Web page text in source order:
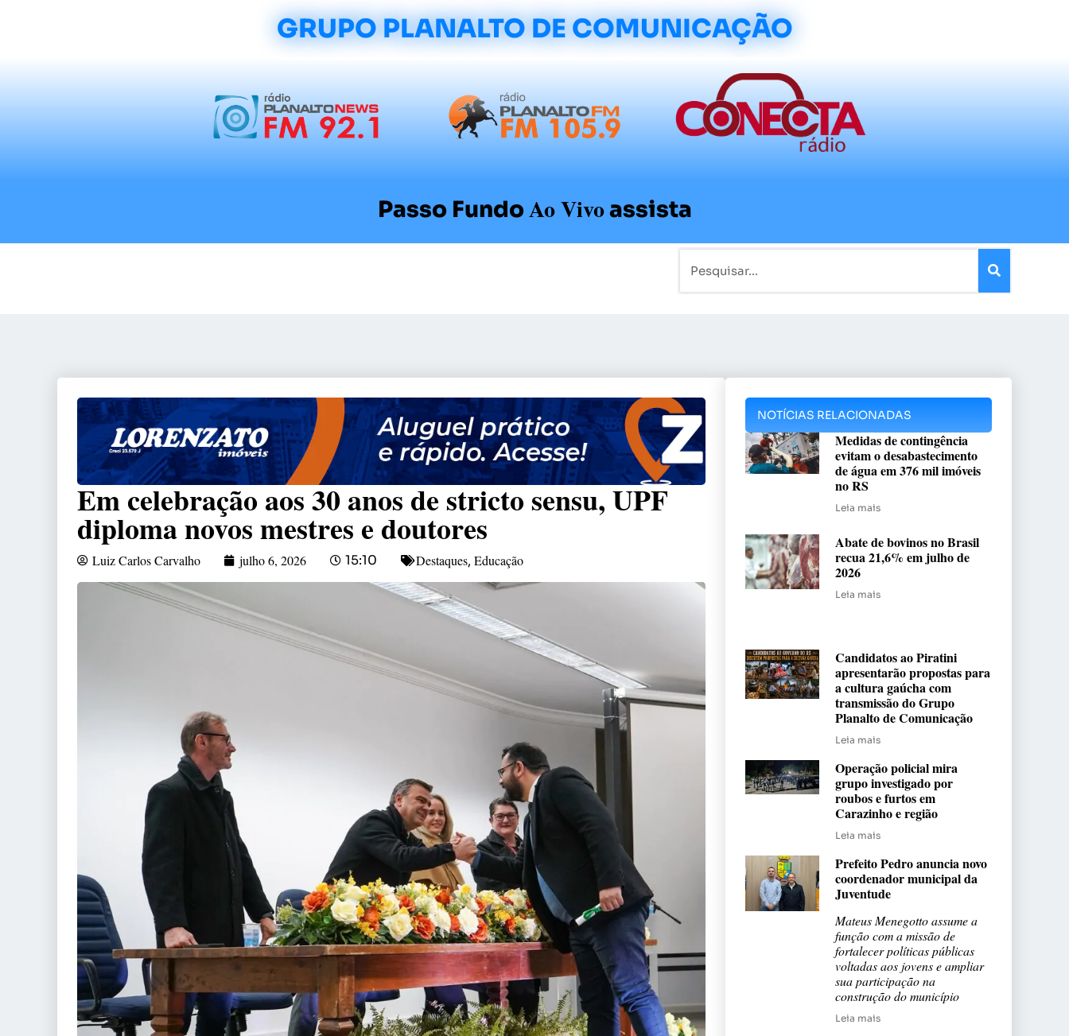
GRUPO PLANALTO DE COMUNICAÇÃO
Passo FundoAo Vivoassista
Em celebração aos 30 anos de stricto sensu, UPF
diploma novos mestres e doutores
Luiz Carlos Carvalho julho 6, 2026 15:10 Destaques, Educação
NOTÍCIAS RELACIONADAS
Medidas de contingência
evitam o desabastecimento
de água em 376 mil imóveis
no RS
Leia mais
Abate de bovinos no Brasil
recua 21,6% em julho de
2026
Leia mais
Candidatos ao Piratini
apresentarão propostas para
a cultura gaúcha com
transmissão do Grupo
Planalto de Comunicação
Leia mais
Operação policial mira
grupo investigado por
roubos e furtos em
Carazinho e região
Leia mais
Prefeito Pedro anuncia novo
coordenador municipal da
Juventude
Mateus Menegotto assume a
função com a missão de
fortalecer políticas públicas
voltadas aos jovens e ampliar
sua participação na
construção do município
Leia mais